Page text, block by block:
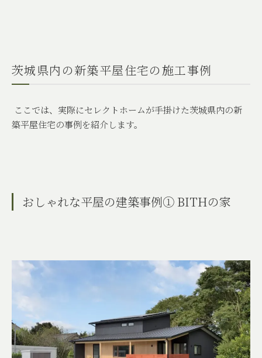
茨城県内の新築平屋住宅の施工事例
ここでは、実際にセレクトホームが手掛けた茨城県内の新
築平屋住宅の事例を紹介します。
おしゃれな平屋の建築事例① BITHの家